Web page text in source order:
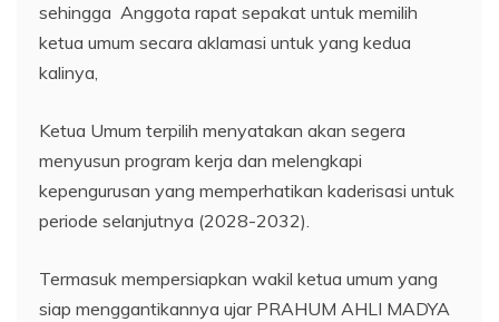
sehingga Anggota rapat sepakat untuk memilih
ketua umum secara aklamasi untuk yang kedua
kalinya,
​Ketua Umum terpilih menyatakan akan segera
menyusun program kerja dan melengkapi
kepengurusan yang memperhatikan kaderisasi untuk
periode selanjutnya (2028-2032).
Termasuk mempersiapkan wakil ketua umum yang
siap menggantikannya ujar PRAHUM AHLI MADYA